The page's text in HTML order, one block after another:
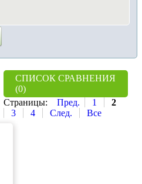
СПИСОК СРАВНЕНИЯ
(0)
Страницы:
Пред. 1
2
3
4 След. Все